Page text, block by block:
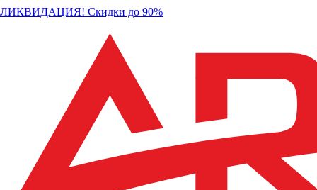
ЛИКВИДАЦИЯ! Скидки до 90%